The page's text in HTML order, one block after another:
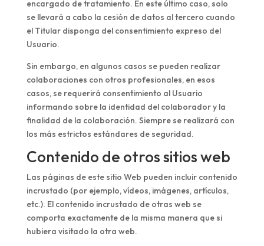
encargado de tratamiento. En este último caso, solo
se llevará a cabo la cesión de datos al tercero cuando
el Titular disponga del consentimiento expreso del
Usuario.
Sin embargo, en algunos casos se pueden realizar
colaboraciones con otros profesionales, en esos
casos, se requerirá consentimiento al Usuario
informando sobre la identidad del colaborador y la
finalidad de la colaboración. Siempre se realizará con
los más estrictos estándares de seguridad.
Contenido de otros sitios web
Las páginas de este sitio Web pueden incluir contenido
incrustado (por ejemplo, vídeos, imágenes, artículos,
etc.). El contenido incrustado de otras web se
comporta exactamente de la misma manera que si
hubiera visitado la otra web.